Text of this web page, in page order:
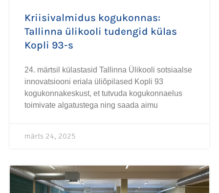
Kriisivalmidus kogukonnas:
Tallinna ülikooli tudengid külas
Kopli 93-s
24. märtsil külastasid Tallinna Ülikooli sotsiaalse
innovatsiooni eriala üliõpilased Kopli 93
kogukonnakeskust, et tutvuda kogukonnaelus
toimivate algatustega ning saada aimu
märts 24, 2025